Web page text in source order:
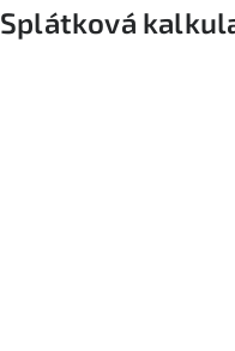
Splátková